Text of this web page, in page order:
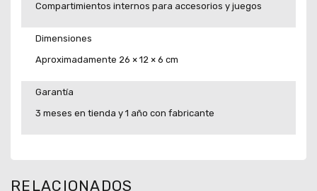
Compartimientos internos para accesorios y juegos
Dimensiones
Aproximadamente 26 × 12 × 6 cm
Garantía
3 meses en tienda y 1 año con fabricante
RELACIONADOS